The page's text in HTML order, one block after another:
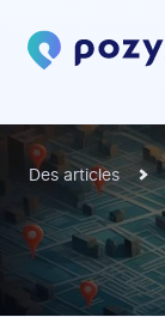
Des articles